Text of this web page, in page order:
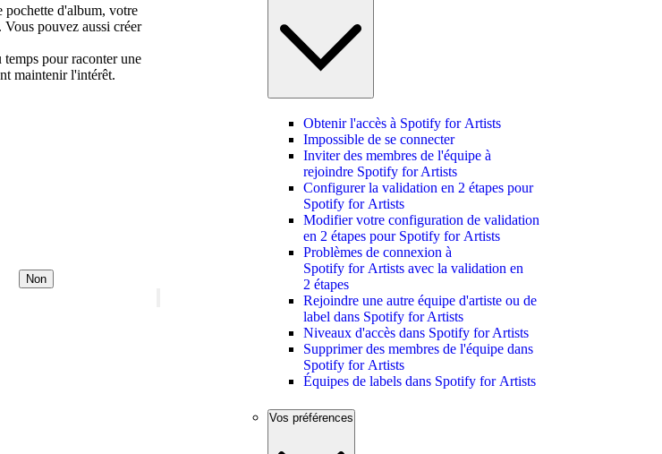
pochette d'album, votre
pouvez aussi créer
pour raconter une
maintenir l'intérêt.
Non
Obtenir l'accès à Spotify for Artists
Impossible de se connecter
Inviter des membres de l'équipe à
rejoindre Spotify for Artists
Configurer la validation en 2 étapes pour
Spotify for Artists
Modifier votre configuration de validation
en 2 étapes pour Spotify for Artists
Problèmes de connexion à
Spotify for Artists avec la validation en
2 étapes
Rejoindre une autre équipe d'artiste ou de
label dans Spotify for Artists
Niveaux d'accès dans Spotify for Artists
Supprimer des membres de l'équipe dans
Spotify for Artists
Équipes de labels dans Spotify for Artists
Vos préférences